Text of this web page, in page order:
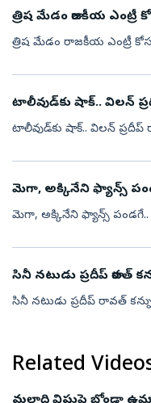
త్రిష మేడం రాజకీయ‌ ఎంట్రీ
త్రిష మేడం రాజకీయ‌ ఎంట్రీ
టాలీవుడ్‌కు షాక్.. విలన్
టాలీవుడ్‌కు షాక్.. విలన్
మెగా, అక్కినేని ఫ్యాన్స్
మెగా, అక్కినేని ఫ్యాన్స్ పండగే..
సినీ నటుడు ప్రదీప్ రావత్
సినీ నటుడు ప్రదీప్ రావత్
Related